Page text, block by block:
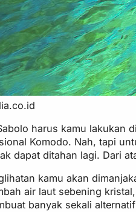
harus kamu lakukan
Komodo. Nah, tapi
dapat ditahan lagi. Dari
kamu akan
air laut sebening
banyak sekali